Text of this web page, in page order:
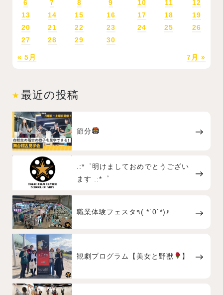
« 5月 7月 »
6 7 8 9 10 11
12
13
14 15 16 17 18
19
20
21 22 23 24 25
26
27
28 29 30
最近の投稿
節分
.:*゜明けましておめでとうござい
ます .:*゜
職業体験フェスタ٩( *˙0˙*)۶
観劇プログラム【美女と野獣 】